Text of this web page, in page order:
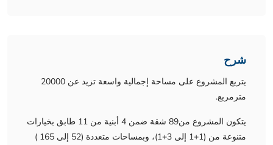
شرح
يتربع المشروع على مساحة إجمالية واسعة تزيد عن 20000
مترمربع.
يتكون المشروع من89 شقة ضمن 4 أبنية من 11 طابق بخيارات
متنوعة من (1+1 إلى 3+1)، وبمساحات متعددة (52 إلى 165 )